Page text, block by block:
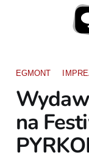
EGMONT
na